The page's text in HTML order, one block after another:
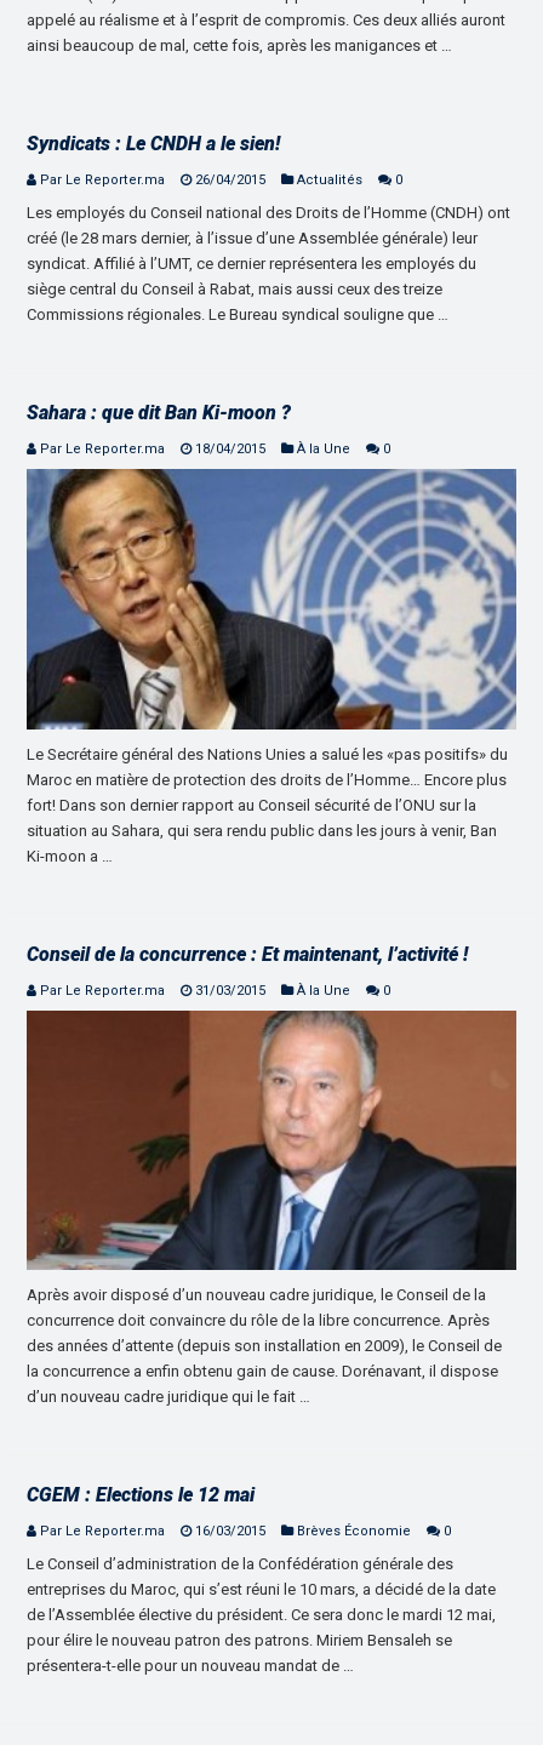
appelé au réalisme et à l’esprit de compromis. Ces deux alliés auront
ainsi beaucoup de mal, cette fois, après les manigances et …
Syndicats : Le CNDH a le sien!
Par Le Reporter.ma 26/04/2015 Actualités 0
Les employés du Conseil national des Droits de l’Homme (CNDH) ont
créé (le 28 mars dernier, à l’issue d’une Assemblée générale) leur
syndicat. Affilié à l’UMT, ce dernier représentera les employés du
siège central du Conseil à Rabat, mais aussi ceux des treize
Commissions régionales. Le Bureau syndical souligne que …
Sahara : que dit Ban Ki-moon ?
Par Le Reporter.ma 18/04/2015 À la Une 0
Le Secrétaire général des Nations Unies a salué les «pas positifs» du
Maroc en matière de protection des droits de l’Homme… Encore plus
fort! Dans son dernier rapport au Conseil sécurité de l’ONU sur la
situation au Sahara, qui sera rendu public dans les jours à venir, Ban
Ki-moon a …
Conseil de la concurrence : Et maintenant, l’activité !
Par Le Reporter.ma 31/03/2015 À la Une 0
Après avoir disposé d’un nouveau cadre juridique, le Conseil de la
concurrence doit convaincre du rôle de la libre concurrence. Après
des années d’attente (depuis son installation en 2009), le Conseil de
la concurrence a enfin obtenu gain de cause. Dorénavant, il dispose
d’un nouveau cadre juridique qui le fait …
CGEM : Elections le 12 mai
Par Le Reporter.ma 16/03/2015 Brèves Économie 0
Le Conseil d’administration de la Confédération générale des
entreprises du Maroc, qui s’est réuni le 10 mars, a décidé de la date
de l’Assemblée élective du président. Ce sera donc le mardi 12 mai,
pour élire le nouveau patron des patrons. Miriem Bensaleh se
présentera-t-elle pour un nouveau mandat de …